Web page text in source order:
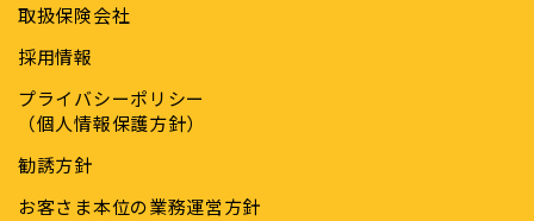
取扱保険会社
採用情報
プライバシーポリシー
（個人情報保護方針）
勧誘方針
お客さま本位の業務運営方針